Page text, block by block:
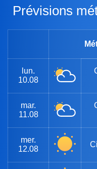
Prévisions
lun.
10.08
mar.
11.08
mer.
12.08